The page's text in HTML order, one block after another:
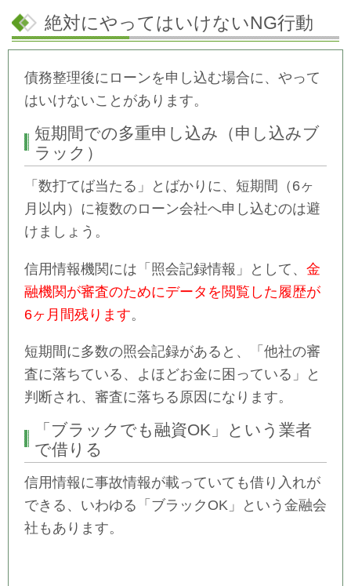
絶対にやってはいけないNG行動
債務整理後にローンを申し込む場合に、やって
はいけないことがあります。
短期間での多重申し込み（申し込みブ
ラック）
「数打てば当たる」とばかりに、短期間（6ヶ
月以内）に複数のローン会社へ申し込むのは避
けましょう。
信用情報機関には「照会記録情報」として、 金
融機関が審査のためにデータを閲覧した履歴が
6ヶ月間残ります。
短期間に多数の照会記録があると、「他社の審
査に落ちている、よほどお金に困っている」と
判断され、審査に落ちる原因になります。
「ブラックでも融資OK」という業者
で借りる
信用情報に事故情報が載っていても借り入れが
できる、いわゆる「ブラックOK」という金融会
社もあります。